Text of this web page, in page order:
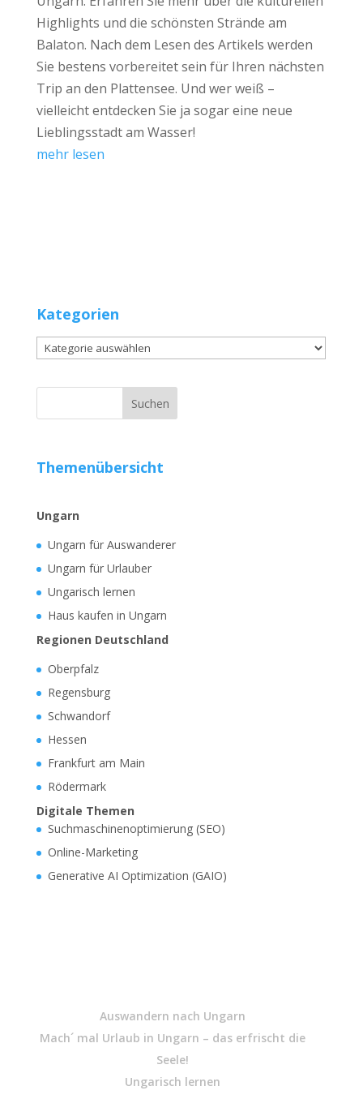
Highlights und die schönsten Strände am
Balaton. Nach dem Lesen des Artikels werden
Sie bestens vorbereitet sein für Ihren nächsten
Trip an den Plattensee. Und wer weiß –
vielleicht entdecken Sie ja sogar eine neue
Lieblingsstadt am Wasser!
mehr lesen
Kategorien
Kategorien
Themenübersicht
Ungarn
Ungarn für Auswanderer
Ungarn für Urlauber
Ungarisch lernen
Haus kaufen in Ungarn
Regionen Deutschland
Oberpfalz
Regensburg
Schwandorf
Hessen
Frankfurt am Main
Rödermark
Digitale Themen
Suchmaschinenoptimierung (SEO)
Online-Marketing
Generative AI Optimization (GAIO)
Auswandern nach Ungarn
Mach´ mal Urlaub in Ungarn – das erfrischt die
Seele!
Ungarisch lernen